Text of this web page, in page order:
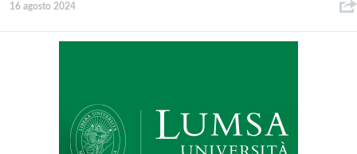
16 agosto 2024